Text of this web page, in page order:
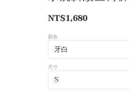
NT$1,680
顏色
尺寸